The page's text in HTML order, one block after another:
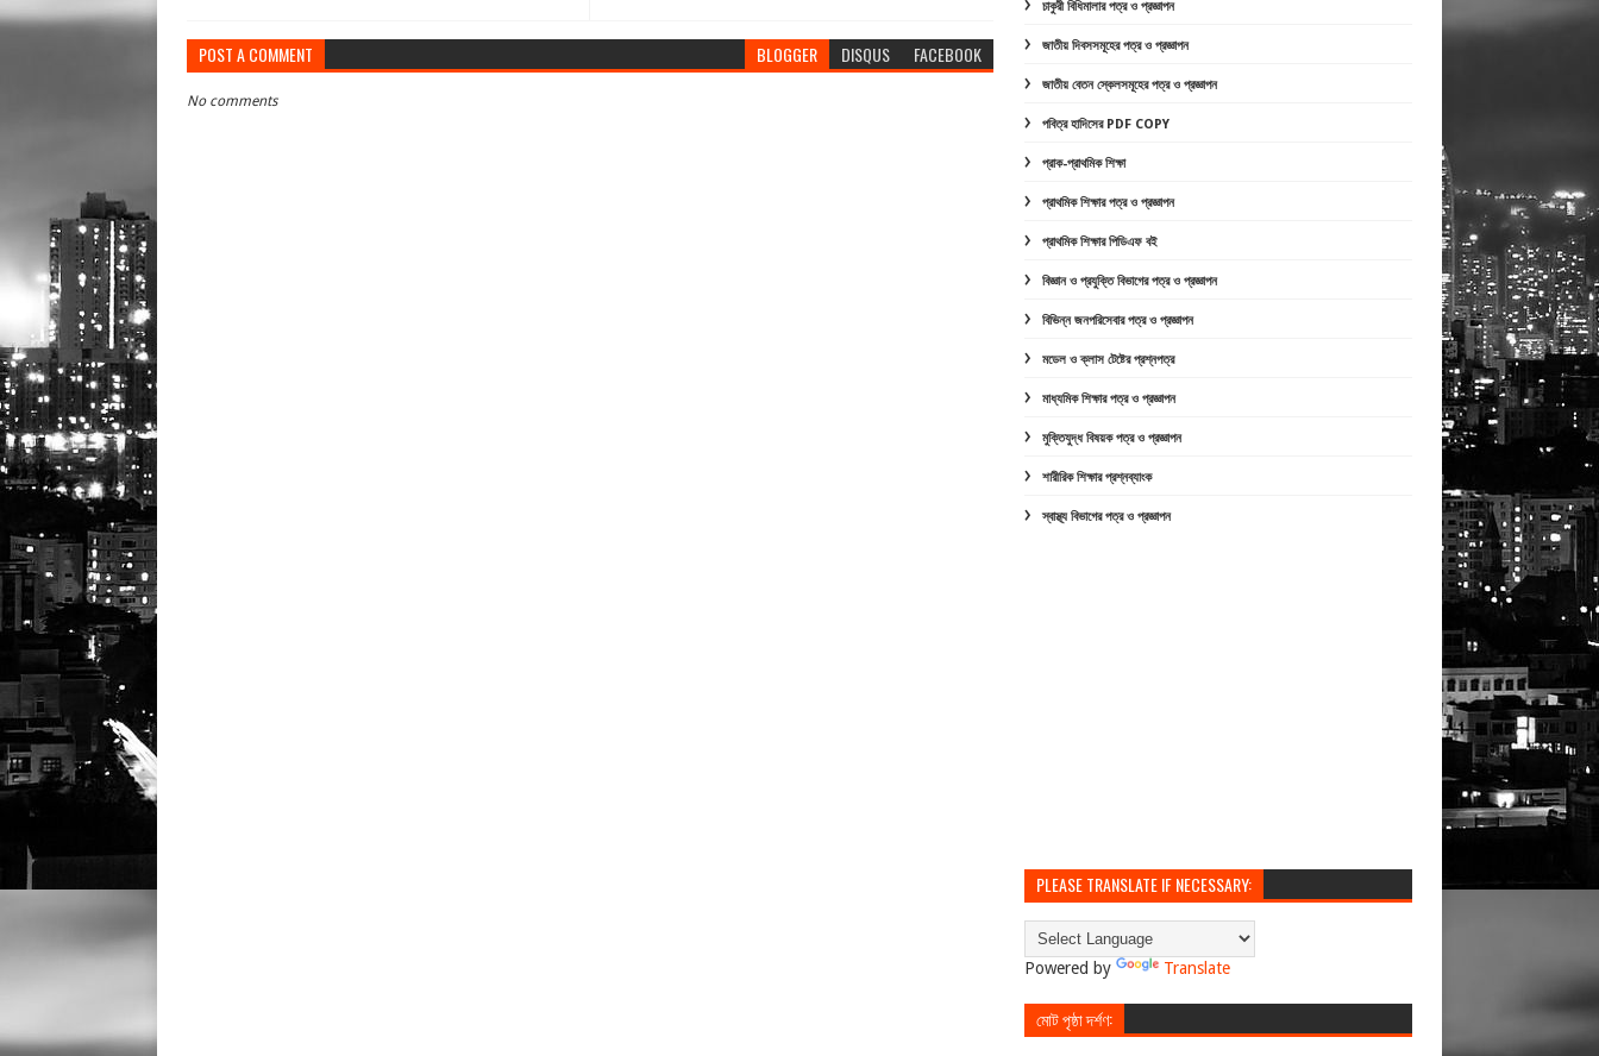
POST A COMMENT BLOGGER DISQUS FACEBOOK
No comments
চাকুরী বিধিমালার পত্র ও প্রজ্ঞাপন
জাতীয় দিবসসমূহের পত্র ও প্রজ্ঞাপন
জাতীয় বেতন স্কেলসমূহের পত্র ও প্রজ্ঞাপন
পবিত্র হাদিসের PDF COPY
প্রাক-প্রাথমিক শিক্ষা
প্রাথমিক শিক্ষার পত্র ও প্রজ্ঞাপন
প্রাথমিক শিক্ষার পিডিএফ বই
বিজ্ঞান ও প্রযুক্তি বিভাগের পত্র ও প্রজ্ঞাপন
বিভিন্ন জনপরিসেবার পত্র ও প্রজ্ঞাপন
মডেল ও ক্লাস টেষ্টের প্রশ্নপত্র
মাধ্যমিক শিক্ষার পত্র ও প্রজ্ঞাপন
মুক্তিযুদ্ধ বিষয়ক পত্র ও প্রজ্ঞাপন
শারীরিক শিক্ষার প্রশ্নব্যাংক
স্বাস্থ্য বিভাগের পত্র ও প্রজ্ঞাপন
PLEASE TRANSLATE IF NECESSARY:
Powered by Translate
মোট পৃষ্ঠা দর্শণ: